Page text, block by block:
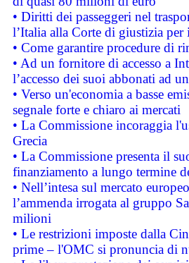
• Diritti dei passeggeri nel
l’Italia alla Corte di giustizia
• Come garantire procedure di
• Ad un fornitore di accesso a
l’accesso dei suoi abbonati ad
• Verso un'economia a basse
segnale forte e chiaro ai mercati
• La Commissione incoraggia
Grecia
• La Commissione presenta il
finanziamento a lungo termine
• Nell’intesa sul mercato
l’ammenda irrogata al gruppo
milioni
• Le restrizioni imposte dalla
prime – l'OMC si pronuncia di